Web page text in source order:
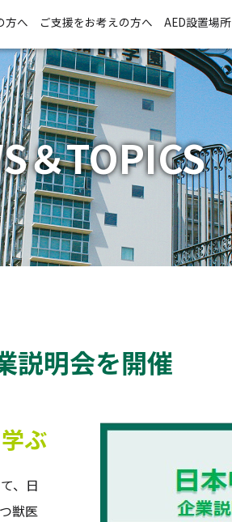
方へ ご支援をお考えの方へ AED設置場所
＆TOPICS
説明会を開催
ぶ
、日
獣医